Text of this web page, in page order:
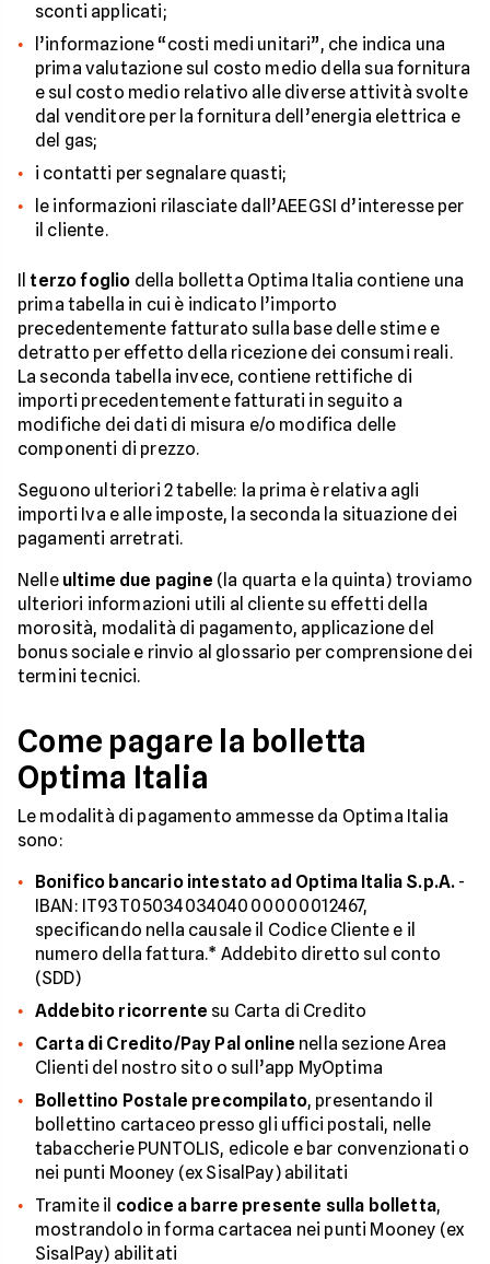
sconti applicati;
l’informazione “costi medi unitari”, che indica una
prima valutazione sul costo medio della sua fornitura
e sul costo medio relativo alle diverse attività svolte
dal venditore per la fornitura dell’energia elettrica e
del gas;
i contatti per segnalare quasti;
le informazioni rilasciate dall’AEEGSI d’interesse per
il cliente.
Il terzo foglio della bolletta Optima Italia contiene una
prima tabella in cui è indicato l’importo
precedentemente fatturato sulla base delle stime e
detratto per effetto della ricezione dei consumi reali.
La seconda tabella invece, contiene rettifiche di
importi precedentemente fatturati in seguito a
modifiche dei dati di misura e/o modifica delle
componenti di prezzo.
Seguono ulteriori 2 tabelle: la prima è relativa agli
importi Iva e alle imposte, la seconda la situazione dei
pagamenti arretrati.
Nelle ultime due pagine (la quarta e la quinta) troviamo
ulteriori informazioni utili al cliente su effetti della
morosità, modalità di pagamento, applicazione del
bonus sociale e rinvio al glossario per comprensione dei
termini tecnici.
Come pagare la bolletta
Optima Italia
Le modalità di pagamento ammesse da Optima Italia
sono:
Bonifico bancario intestato ad Optima Italia S.p.A. -
IBAN: IT93T0503403404000000012467,
specificando nella causale il Codice Cliente e il
numero della fattura.* Addebito diretto sul conto
(SDD)
Addebito ricorrente su Carta di Credito
Carta di Credito/Pay Pal online nella sezione Area
Clienti del nostro sito o sull’app MyOptima
Bollettino Postale precompilato, presentando il
bollettino cartaceo presso gli uffici postali, nelle
tabaccherie PUNTOLIS, edicole e bar convenzionati o
nei punti Mooney (ex SisalPay) abilitati
Tramite il codice a barre presente sulla bolletta,
mostrandolo in forma cartacea nei punti Mooney (ex
SisalPay) abilitati